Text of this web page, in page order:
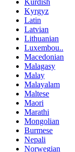
Kurdish
Kyrgyz
Latin
Latvian
Lithuanian
Luxembou..
Macedonian
Malagasy
Malay
Malayalam
Maltese
Maori
Marathi
Mongolian
Burmese
Nepali
Norwegian